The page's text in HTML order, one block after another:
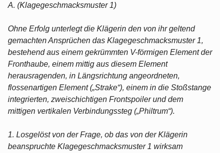
A. (Klagegeschmacksmuster 1)
Ohne Erfolg unterlegt die Klägerin den von ihr geltend
gemachten Ansprüchen das Klagegeschmacksmuster 1,
bestehend aus einem gekrümmten V-förmigen Element der
Fronthaube, einem mittig aus diesem Element
herausragenden, in Längsrichtung angeordneten,
flossenartigen Element („Strake“), einem in die Stoßstange
integrierten, zweischichtigen Frontspoiler und dem
mittigen vertikalen Verbindungssteg („Philtrum“).
1. Losgelöst von der Frage, ob das von der Klägerin
beanspruchte Klagegeschmacksmuster 1 wirksam